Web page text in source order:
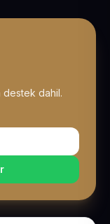
destek dahil.